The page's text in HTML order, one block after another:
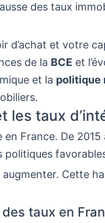
des taux
d’achat et votre
de la BCE et
et la politique
les taux
France. De 2015
Cette
taux en